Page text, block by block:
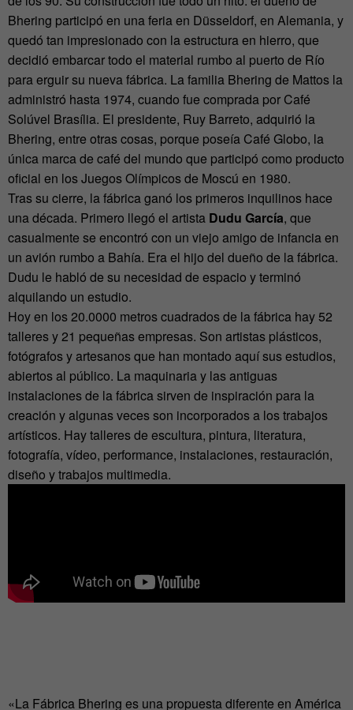
Bhering participó en una feria en Düsseldorf, en Alemania, y
quedó tan impresionado con la estructura en hierro, que
decidió embarcar todo el material rumbo al puerto de Río
para erguir su nueva fábrica. La familia Bhering de Mattos la
administró hasta 1974, cuando fue comprada por Café
Solúvel Brasília. El presidente, Ruy Barreto, adquirió la
Bhering, entre otras cosas, porque poseía Café Globo, la
única marca de café del mundo que participó como producto
oficial en los Juegos Olímpicos de Moscú en 1980.
Tras su cierre, la fábrica ganó los primeros inquilinos hace
una década. Primero llegó el artista Dudu García, que
casualmente se encontró con un viejo amigo de infancia en
un avión rumbo a Bahía. Era el hijo del dueño de la fábrica.
Dudu le habló de su necesidad de espacio y terminó
alquilando un estudio.
Hoy en los 20.0000 metros cuadrados de la fábrica hay 52
talleres y 21 pequeñas empresas. Son artistas plásticos,
fotógrafos y artesanos que han montado aquí sus estudios,
abiertos al público. La maquinaria y las antiguas
instalaciones de la fábrica sirven de inspiración para la
creación y algunas veces son incorporados a los trabajos
artísticos. Hay talleres de escultura, pintura, literatura,
fotografía, vídeo, performance, instalaciones, restauración,
diseño y trabajos multimedia.
«La Fábrica Bhering es una propuesta diferente en América